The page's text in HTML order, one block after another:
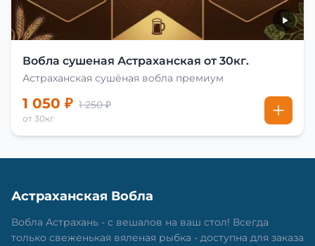
Вобла сушеная Астраханская от 30кг.
Астраханская сушёная вобла премиум
1 050 ₽ 1 250 ₽
от 30кг
Астраханская Вобла
Вобла Астрахань - с вешалов на ваш стол! Всегда
только свеженькая вяленая рыбка - доступна для заказа